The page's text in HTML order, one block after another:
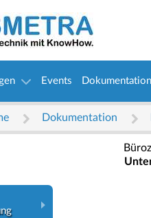
Events Dokumentation
Dokumentation